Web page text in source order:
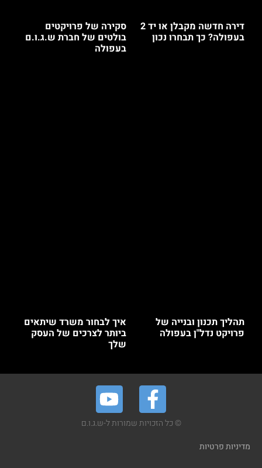
דירה חדשה מקבלן או יד 2
בעפולה? כך תבחרו נכון
סקירה של פרויקטים
בולטים של חברת ש.ג.ו.ם
בעפולה
תהליך תכנון ובנייה של
פרויקט נדל"ן בעפולה
איך לבחור משרד שיתאים
ביותר לצרכים של העסק
שלך
© כל הזכויות שמורות ל-ש.ג.ו.ם
מדיניות פרטיות